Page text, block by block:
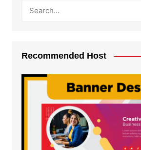
Recommended Host